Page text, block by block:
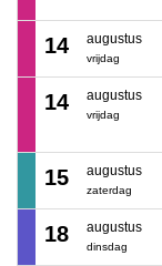
14 augustus
vrijdag
14 augustus
vrijdag
15 augustus
zaterdag
18 augustus
dinsdag